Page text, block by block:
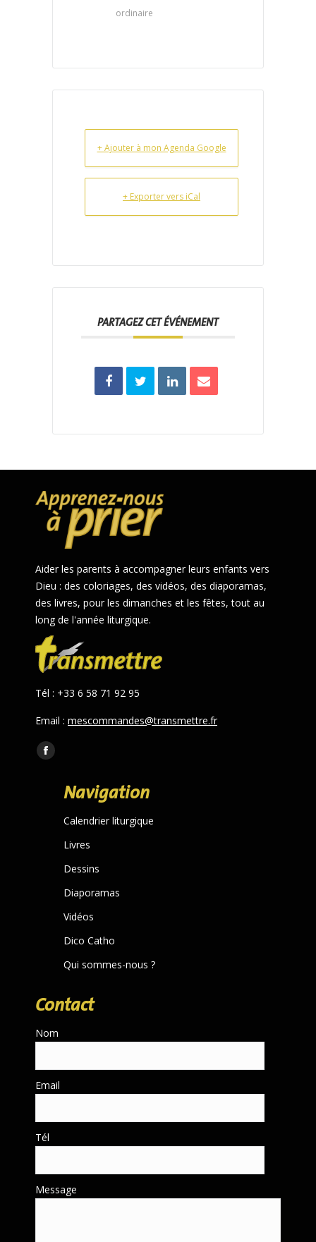
ordinaire
+ Ajouter à mon Agenda Google
+ Exporter vers iCal
PARTAGEZ CET ÉVÉNEMENT
Aider les parents à accompagner leurs enfants vers
Dieu : des coloriages, des vidéos, des diaporamas,
des livres, pour les dimanches et les fêtes, tout au
long de l'année liturgique.
Tél : +33 6 58 71 92 95
Email : mescommandes@transmettre.fr
Trouvez nous sur :
Facebook
opens
window
Navigation
Calendrier liturgique
Livres
Dessins
Diaporamas
Vidéos
Dico Catho
Qui sommes-nous ?
Contact
Nom
Email
Tél
Message